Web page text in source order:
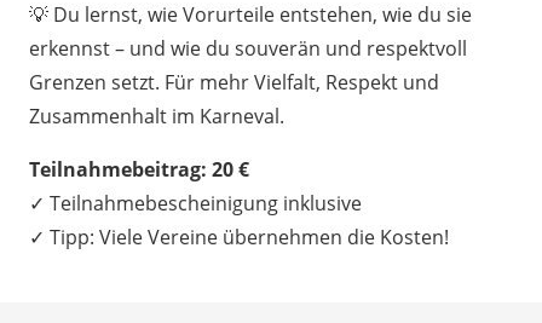
💡 Du lernst, wie Vorurteile entstehen, wie du sie
erkennst – und wie du souverän und respektvoll
Grenzen setzt. Für mehr Vielfalt, Respekt und
Zusammenhalt im Karneval.
Teilnahmebeitrag: 20 €
✓ Teilnahmebescheinigung inklusive
✓ Tipp: Viele Vereine übernehmen die Kosten!